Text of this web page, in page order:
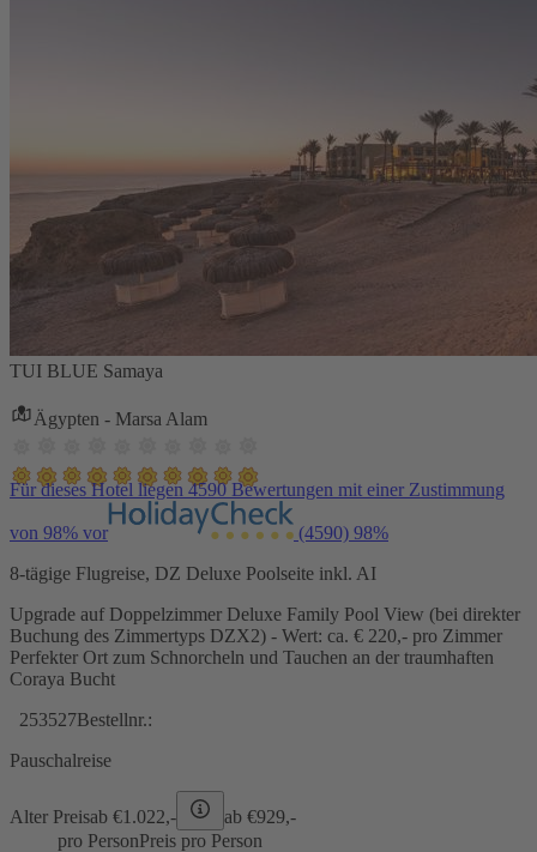
TUI BLUE Samaya
Ägypten - Marsa Alam
Für dieses Hotel liegen 4590 Bewertungen mit einer Zustimmung
von 98% vor (4590) 98%
8-tägige Flugreise, DZ Deluxe Poolseite inkl. AI
Upgrade auf Doppelzimmer Deluxe Family Pool View (bei direkter
Buchung des Zimmertyps DZX2) - Wert: ca. € 220,- pro Zimmer
Perfekter Ort zum Schnorcheln und Tauchen an der traumhaften
Coraya Bucht
253527Bestellnr.:
Pauschalreise
Alter Preisab €1.022,- ab €929,-
pro PersonPreis pro Person